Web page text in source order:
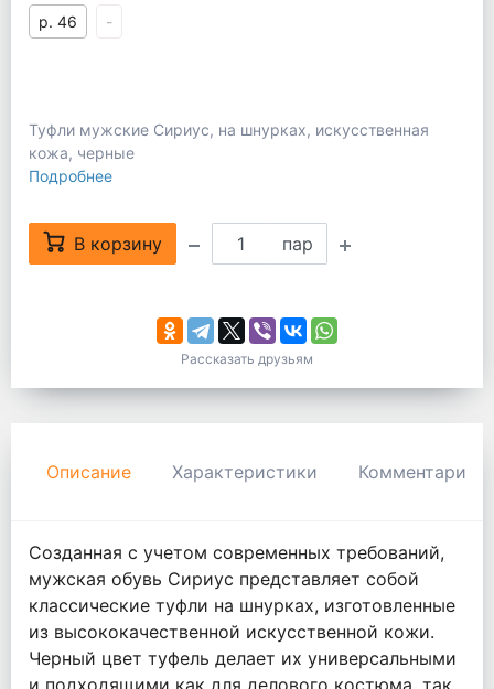
р. 46 -
Туфли мужские Сириус, на шнурках, искусственная
кожа, черные
Подробнее
В корзину пар
Рассказать друзьям
Описание Характеристики Комментарии
Созданная с учетом современных требований,
мужская обувь Сириус представляет собой
классические туфли на шнурках, изготовленные
из высококачественной искусственной кожи.
Черный цвет туфель делает их универсальными